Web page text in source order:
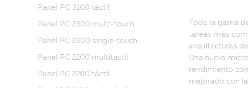
Toda la gama
tareas más
arquitecturas
Una nueva
rendimiento
mejorado con
Panel PC 3100 táctil
Panel PC 2300 multi-touch
Panel PC 2300 single-touch
Panel PC 2200 multitáctil
Panel PC 2200 táctil